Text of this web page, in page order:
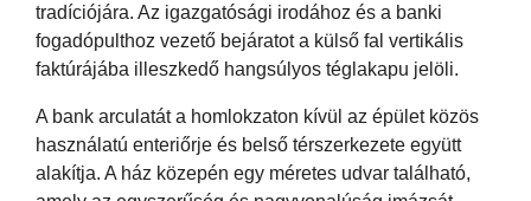
tradíciójára. Az igazgatósági irodához és a banki
fogadópulthoz vezető bejáratot a külső fal vertikális
faktúrájába illeszkedő hangsúlyos téglakapu jelöli.
A bank arculatát a homlokzaton kívül az épület közös
használatú enteriőrje és belső térszerkezete együtt
alakítja. A ház közepén egy méretes udvar található,